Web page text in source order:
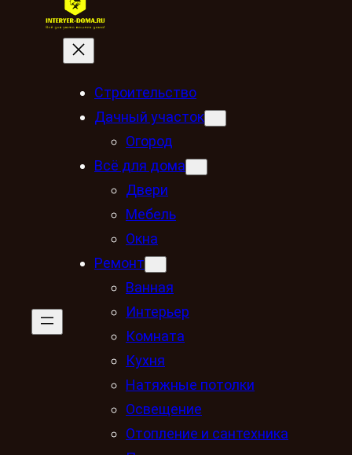
Строительство
Дачный участок
Огород
Всё для дома
Двери
Мебель
Окна
Ремонт
Ванная
Интерьер
Комната
Кухня
Натяжные потолки
Освещение
Отопление и сантехника